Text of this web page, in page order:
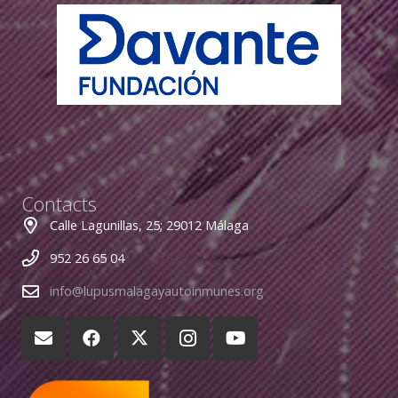
Contacts
Calle Lagunillas, 25; 29012 Málaga
952 26 65 04
info@lupusmalagayautoinmunes.org